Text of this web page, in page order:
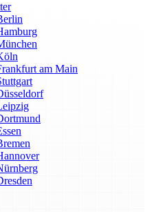
am Main